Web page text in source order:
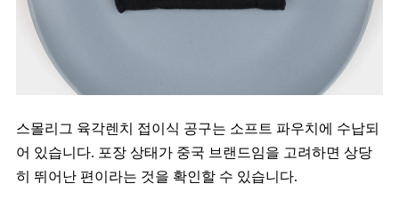
스몰리그 육각렌치 접이식 공구는 소프트 파우치에 수납되
어 있습니다. 포장 상태가 중국 브랜드임을 고려하면 상당
히 뛰어난 편이라는 것을 확인할 수 있습니다.